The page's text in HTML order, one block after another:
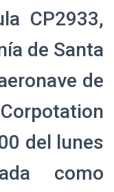
CP2933,
de Santa
de
del lunes
como